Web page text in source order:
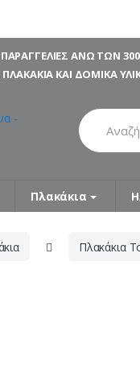
ΑΝΩ ΤΩΝ
ΚΑΙ ΔΟΜΙΚΑ
Search
for:
Πλακάκια
Πλακάκια